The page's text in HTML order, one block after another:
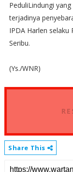
PeduliLindungi
terjadinya
IPDA Harlen selaku
Seribu.
(Ys./WNR)
Share This